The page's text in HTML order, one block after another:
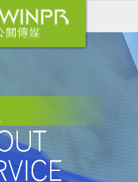
行公司 | 拓源策划